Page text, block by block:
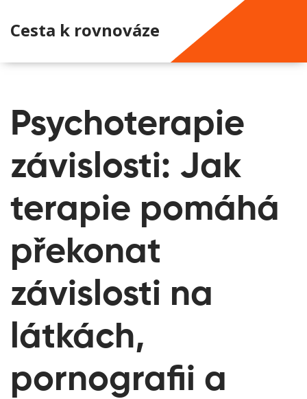
Cesta k rovnováze
Psychoterapie
závislosti: Jak
terapie pomáhá
překonat
závislosti na
látkách,
pornografii a